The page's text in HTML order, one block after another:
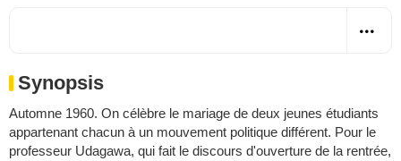
Synopsis
Automne 1960. On célèbre le mariage de deux jeunes étudiants
appartenant chacun à un mouvement politique différent. Pour le
professeur Udagawa, qui fait le discours d'ouverture de la rentrée,